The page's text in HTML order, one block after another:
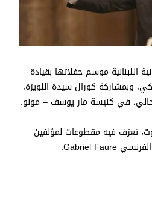
اللبنانية موسم حفلاتها بقيادة
وبمشاركة كورال سيدة اللويزة،
تعزف فيه مقطوعات لمؤلفين